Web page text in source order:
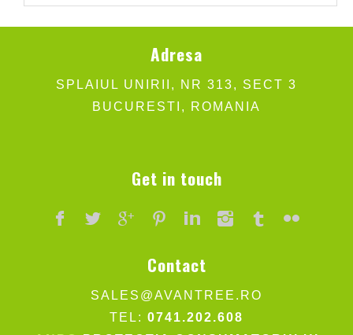
Adresa
SPLAIUL UNIRII, NR 313, SECT 3
BUCURESTI, ROMANIA
Get in touch
Contact
SALES@AVANTREE.RO
TEL: 0741.202.608